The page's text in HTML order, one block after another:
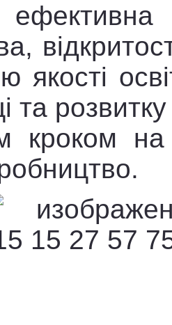
якості
та
кроком на